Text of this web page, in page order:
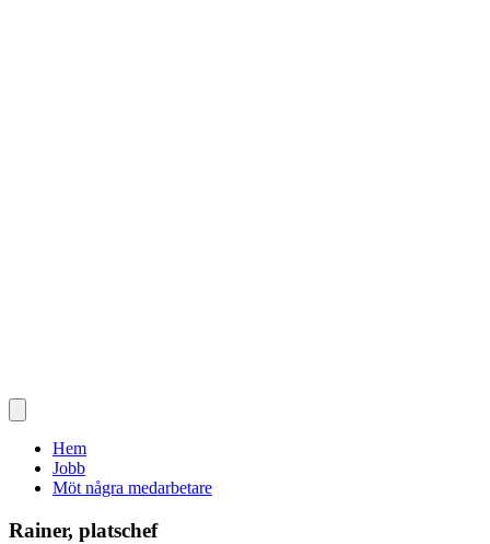
Hem
Jobb
Möt några medarbetare
Rainer, platschef